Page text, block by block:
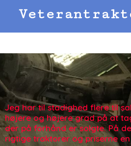
Jeg har til stadighed flere til
højere og højere grad på at
der på forhånd er solgte. På
rigtige traktorer og priserne